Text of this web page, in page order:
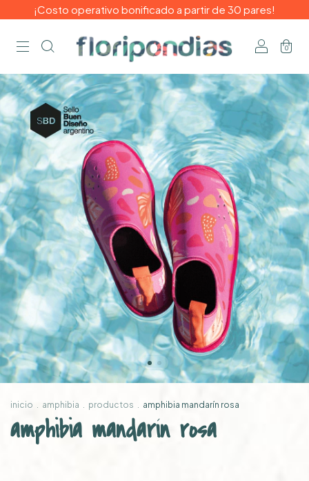
¡Costo operativo bonificado a partir de 30 pares!
0
inicio . amphibia . productos . amphibia mandarín rosa
amphibia mandarín rosa